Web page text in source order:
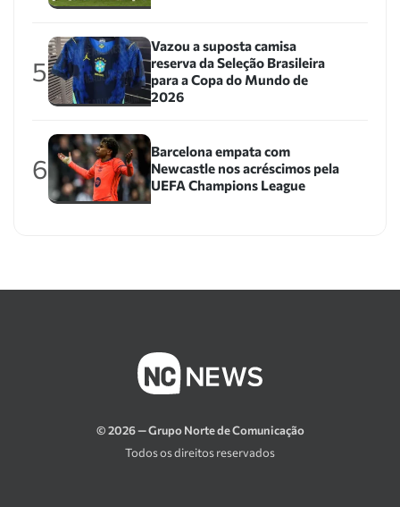
5
Vazou a suposta camisa
reserva da Seleção Brasileira
para a Copa do Mundo de
2026
6
Barcelona empata com
Newcastle nos acréscimos pela
UEFA Champions League
© 2026 — Grupo Norte de Comunicação
Todos os direitos reservados